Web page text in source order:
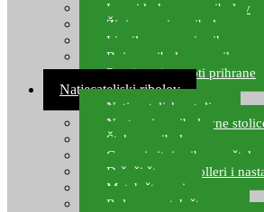
Lovni kukuruz za ribolov
Živi mamci za ribolov
Ljepilo za crve i prihranu
Boje za ribolovnu prihranu
Provjereni recepti prihrane
Natjecateljski ribolov
Natjecateljske stolice
Nastavci za ribolovne
Šteke za ribolov
Gume i sitni pribor za šteku
Držači štapova rolleri i
Match štapovi
Role za match štapove